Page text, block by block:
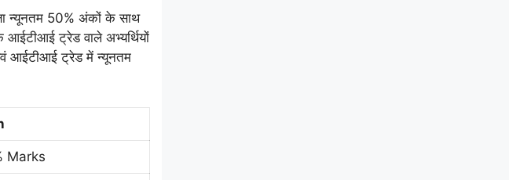
न्यूनतम 50% अंकों के साथ
आईटीआई ट्रेड वाले अभ्यर्थियों
आईटीआई ट्रेड में न्यूनतम
Marks